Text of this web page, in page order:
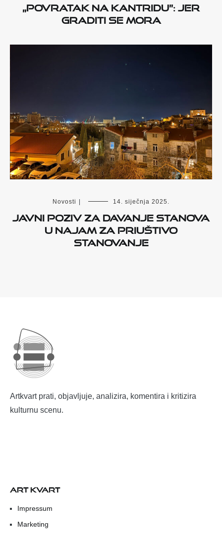
„Povratak na Kantridu”: Jer
graditi se mora
Novosti 14. siječnja 2025.
Javni poziv za davanje stanova
u najam za priuštivo
stanovanje
Artkvart prati, objavljuje, analizira, komentira i kritizira
kulturnu scenu.
ART KVART
Impressum
Marketing